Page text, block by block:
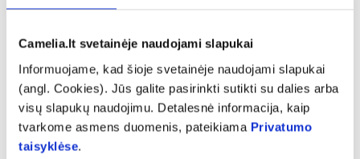
Camelia.lt svetainėje naudojami slapukai
Informuojame, kad šioje svetainėje naudojami slapukai
(angl. Cookies). Jūs galite pasirinkti sutikti su dalies arba
visų slapukų naudojimu. Detalesnė informacija, kaip
tvarkome asmens duomenis, pateikiama Privatumo
taisyklėse.
Rodyti daugiau